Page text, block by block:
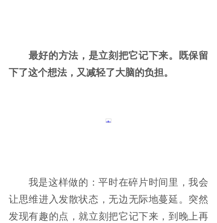
最好的方法，是立刻把它记下来。既保留
下了这个想法，又减轻了大脑的负担。
我是这样做的：平时在碎片时间里，我会
让思维进入发散状态，无边无际地蔓延。突然
发现有趣的点，就立刻把它记下来，到晚上再